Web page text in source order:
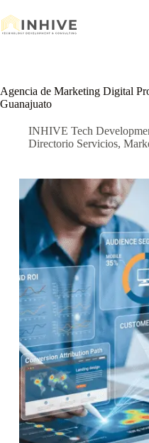
al
contenido
Agencia de Marketing Digital
Guanajuato
INHIVE Tech
Directorio Servicios,